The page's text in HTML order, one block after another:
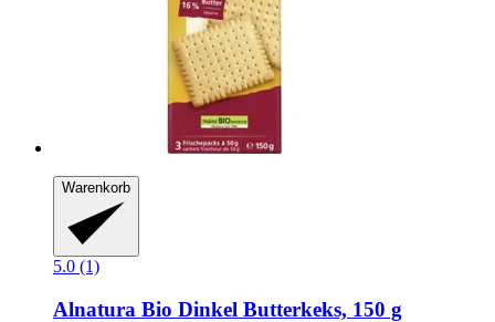
Warenkorb
5.0 (1)
Alnatura Bio Dinkel Butterkeks, 150 g